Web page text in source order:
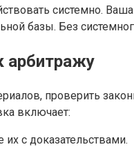
системно.
базы. Без
арбитражу
проверить
включает:
с доказательствами.